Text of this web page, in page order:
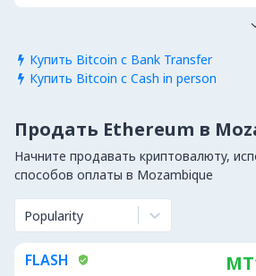
 Купить Bitcoin с Bank Transfer
 Купить Bitcoin с Cash in person
Продать Ethereum в
Начните продавать криптовалюту,
способов оплаты в Mozambique
Popularity
FLASH